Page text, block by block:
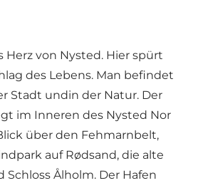
Herz von Nysted. Hier spürt
des Lebens. Man befindet
Stadt undin der Natur. Der
im Inneren des Nysted Nor
über den Fehmarnbelt,
auf Rødsand, die alte
Schloss Ålholm. Der Hafen